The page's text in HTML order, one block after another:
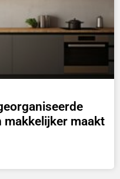
makkelijker maakt